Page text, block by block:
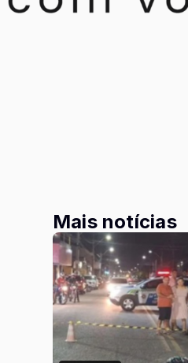
Mais notícias